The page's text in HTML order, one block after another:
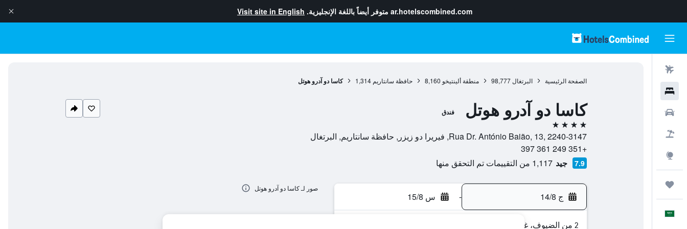
ar.hotelscombined.com متوفر أيضاً باللغة الإنجليزية. Visit site in English
الصفحة الرئيسية البرتغال 98,777 منطقة ألينتيخو 8,160 حافظة سانتاريم 1,314 كاسا دو آدرو هوتل
كاسا دو آدرو هوتل فندق
4 نجوم
Rua Dr. António Baião, 13, 2240-3147, فيريرا دو زيزر, حافظة سانتاريم, البرتغال
+351 249 361 397
7.9 جيد 1,117 من التقييمات تم التحقق منها
ج 14/8 - س 15/8
2 من الضيوف، غرفة واحدة
صور لـ كاسا دو آدرو هوتل